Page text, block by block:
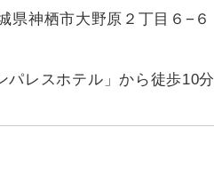
神栖市大野原２丁目６−６
レスホテル」から徒歩10分